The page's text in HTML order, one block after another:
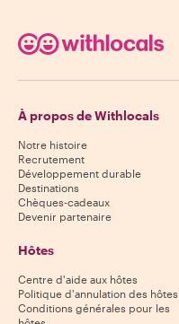
À propos de Withlocals
Notre histoire
Recrutement
Développement durable
Destinations
Chèques-cadeaux
Devenir partenaire
Hôtes
Centre d'aide aux hôtes
Politique d'annulation des hôtes
Conditions générales pour les